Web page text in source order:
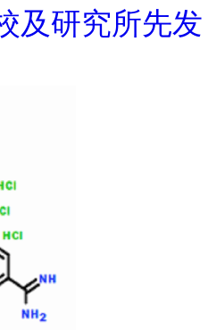
及研究所先发